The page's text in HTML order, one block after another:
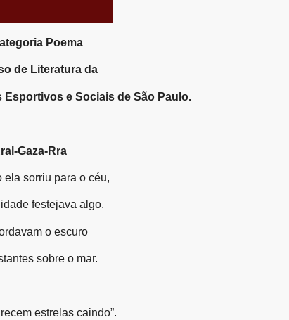
Poema
de Literatura da
e Sociais de São Paulo.
Gaza-Rra
ela sorriu para o céu,
festejava algo.
o escuro
sobre o mar.
estrelas caindo”.